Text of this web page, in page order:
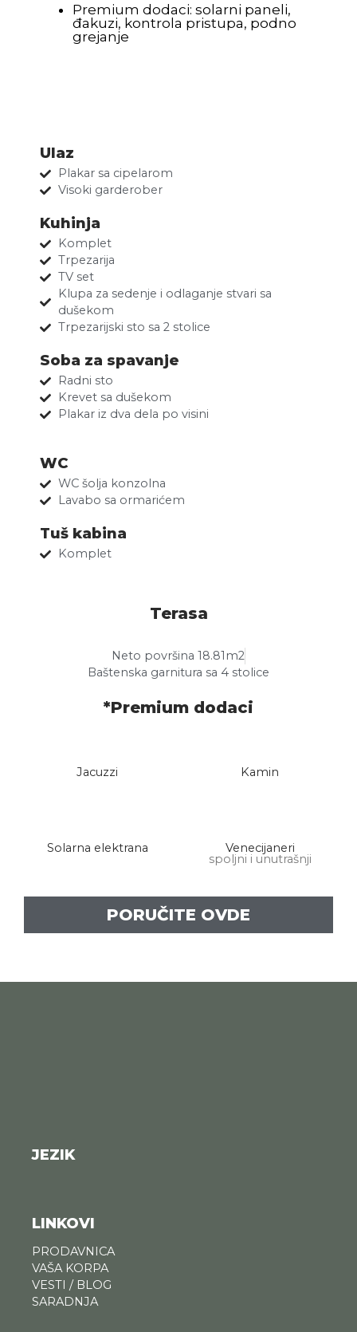
Premium dodaci: solarni paneli,
đakuzi, kontrola pristupa, podno
grejanje
Ulaz
Plakar sa cipelarom
Visoki garderober
Kuhinja
Komplet
Trpezarija
TV set
Klupa za sedenje i odlaganje stvari sa
dušekom
Trpezarijski sto sa 2 stolice
Soba za spavanje
Radni sto
Krevet sa dušekom
Plakar iz dva dela po visini
WC
WC šolja konzolna
Lavabo sa ormarićem
Tuš kabina
Komplet
Terasa
Neto površina 18.81m2
Baštenska garnitura sa 4 stolice
*Premium dodaci
Jacuzzi Kamin
Solarna elektrana Venecijaneri
spoljni i unutrašnji
PORUČITE OVDE
JEZIK
LINKOVI
PRODAVNICA
VAŠA KORPA
VESTI / BLOG
SARADNJA